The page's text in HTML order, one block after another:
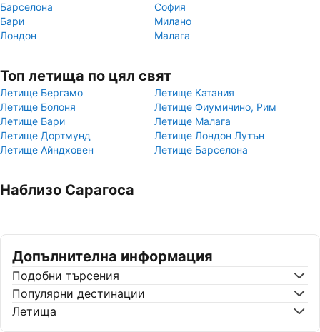
Барселона
София
Бари
Милано
Лондон
Малага
Топ летища по цял свят
Летище Бергамо
Летище Катания
Летище Болоня
Летище Фиумичино, Рим
Летище Бари
Летище Малага
Летище Дортмунд
Летище Лондон Лутън
Летище Айндховен
Летище Барселона
Наблизо Сарагоса
Допълнителна информация
Подобни търсения
Популярни дестинации
Летища